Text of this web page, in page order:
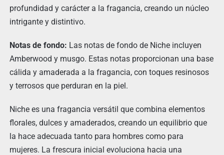
profundidad y carácter a la fragancia, creando un núcleo
intrigante y distintivo.
Notas de fondo: Las notas de fondo de Niche incluyen
Amberwood y musgo. Estas notas proporcionan una base
cálida y amaderada a la fragancia, con toques resinosos
y terrosos que perduran en la piel.
Niche es una fragancia versátil que combina elementos
florales, dulces y amaderados, creando un equilibrio que
la hace adecuada tanto para hombres como para
mujeres. La frescura inicial evoluciona hacia una